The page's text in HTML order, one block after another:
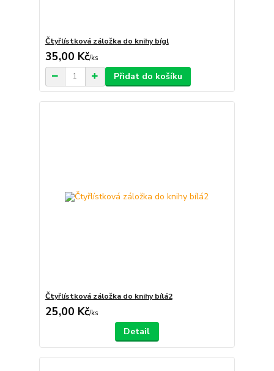
Čtyřlístková záložka do knihy bígl
35,00 Kč/ks
Přidat do košíku
Čtyřlístková záložka do knihy bílá2
25,00 Kč/ks
Detail